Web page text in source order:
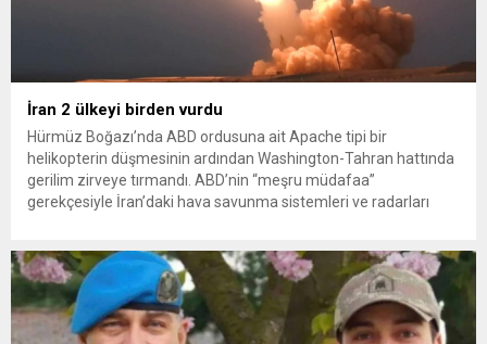
İran 2 ülkeyi birden vurdu
Hürmüz Boğazı’nda ABD ordusuna ait Apache tipi bir
helikopterin düşmesinin ardından Washington-Tahran hattında
gerilim zirveye tırmandı. ABD’nin “meşru müdafaa”
gerekçesiyle İran’daki hava savunma sistemleri ve radarları
yeni bir ABD saldırısına anında yanıt verileceğini duyurdu....